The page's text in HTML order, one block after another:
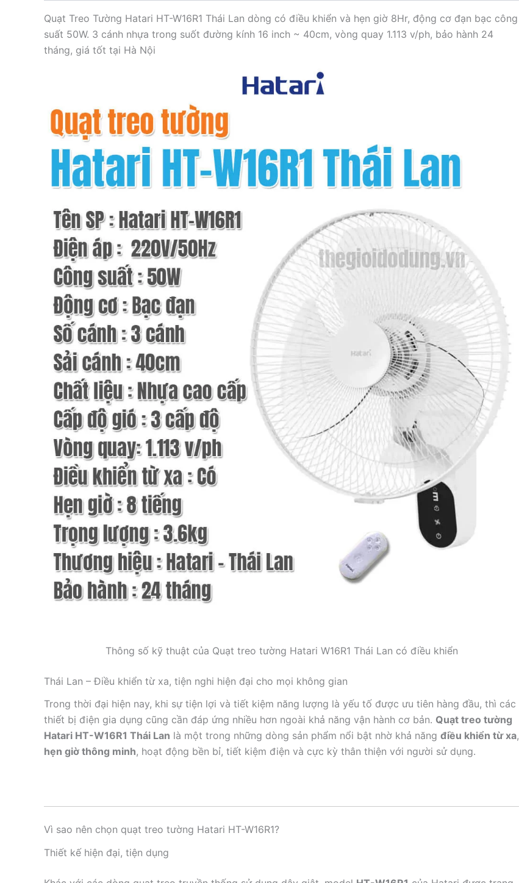
lượng
Quạt Treo Tường Hatari HT-W16R1 Thái Lan dòng có điều khiển và hẹn giờ 8Hr, động cơ đạn bạc công
suất 50W. 3 cánh nhựa trong suốt đường kính 16 inch ~ 40cm, vòng quay 1.113 v/ph, bảo hành 24
tháng, giá tốt tại Hà Nội
Thông số kỹ thuật của Quạt treo tường Hatari W16R1 Thái Lan có điều khiển
Thái Lan – Điều khiển từ xa, tiện nghi hiện đại cho mọi không gian
Trong thời đại hiện nay, khi sự tiện lợi và tiết kiệm năng lượng là yếu tố được ưu tiên hàng đầu, thì các
thiết bị điện gia dụng cũng cần đáp ứng nhiều hơn ngoài khả năng vận hành cơ bản. Quạt treo tường
Hatari HT-W16R1 Thái Lan là một trong những dòng sản phẩm nổi bật nhờ khả năng điều khiển từ xa,
hẹn giờ thông minh, hoạt động bền bỉ, tiết kiệm điện và cực kỳ thân thiện với người sử dụng.
Vì sao nên chọn quạt treo tường Hatari HT-W16R1?
Thiết kế hiện đại, tiện dụng